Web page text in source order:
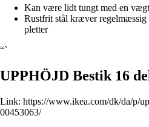
Kan være lidt tungt med en
Rustfrit stål kræver regelmæssig
pletter
“`
UPPHÖJD Bestik 16
Link: https://www.ikea.com/dk/da/p/
00453063/